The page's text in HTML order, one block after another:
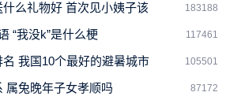
么礼物好 首次见小姨子该 183188
“我没k”是什么梗 117461
我国10个最好的避暑城市 105501
属兔晚年子女孝顺吗 87172